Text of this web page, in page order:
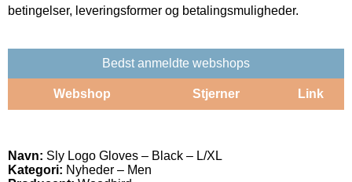
betingelser, leveringsformer og betalingsmuligheder.
Bedst anmeldte webshops
Webshop Stjerner Link
Navn: Sly Logo Gloves – Black – L/XL
Kategori: Nyheder – Men